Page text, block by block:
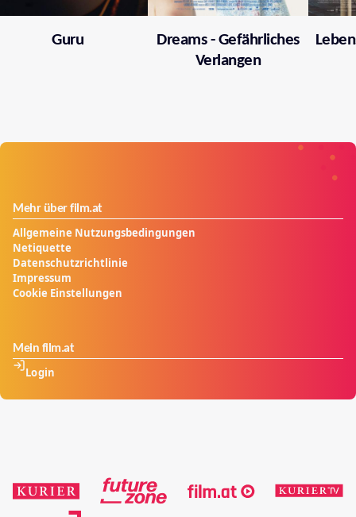
Guru
Dreams - Gefährliches
Verlangen
Mehr über film.at
Allgemeine Nutzungsbedingungen
Netiquette
Datenschutzrichtlinie
Impressum
Cookie Einstellungen
Mein film.at
Login